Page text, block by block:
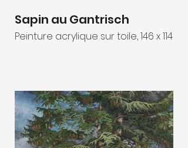
Sapin au Gantrisch
Peinture acrylique sur toile, 146 x 114 cm